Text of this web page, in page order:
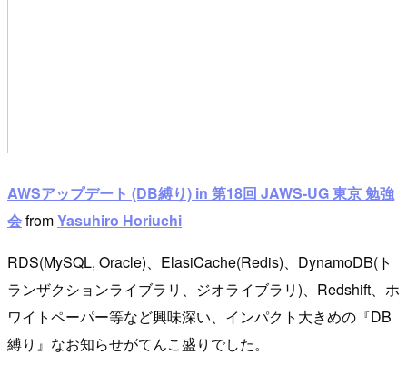
AWSアップデート (DB縛り) in 第18回 JAWS-UG 東京 勉強
会fromYasuhiro Horiuchi
RDS(MySQL, Oracle)、ElasiCache(Redis)、DynamoDB(ト
ランザクションライブラリ、ジオライブラリ)、Redshift、ホ
ワイトペーパー等など興味深い、インパクト大きめの『DB
縛り』なお知らせがてんこ盛りでした。